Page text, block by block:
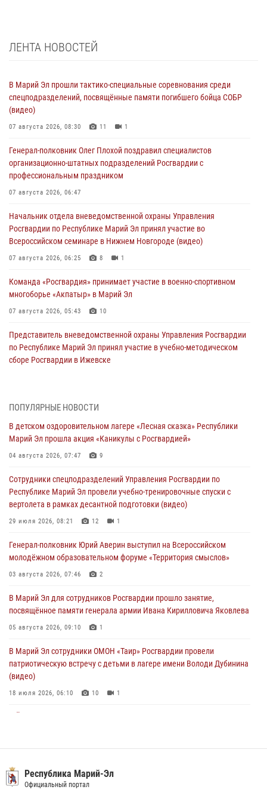
ЛЕНТА НОВОСТЕЙ
В Марий Эл прошли тактико-специальные соревнования среди
спецподразделений, посвящённые памяти погибшего бойца СОБР
(видео)
07 августа 2026, 08:30 11 1
Генерал-полковник Олег Плохой поздравил специалистов
организационно-штатных подразделений Росгвардии с
профессиональным праздником
07 августа 2026, 06:47
Начальник отдела вневедомственной охраны Управления
Росгвардии по Республике Марий Эл принял участие во
Всероссийском семинаре в Нижнем Новгороде (видео)
07 августа 2026, 06:25 8 1
Команда «Росгвардия» принимает участие в военно-спортивном
многоборье «Акпатыр» в Марий Эл
07 августа 2026, 05:43 10
Представитель вневедомственной охраны Управления Росгвардии
по Республике Марий Эл принял участие в учебно-методическом
сборе Росгвардии в Ижевске
провели более 90 проверок мест хранения гражданского оружия
06 августа 2026, 08:00
В Марий Эл сотрудники вневедомственной охраны Росгвардии за
05 августа 2026, 09:44
В Марий Эл для сотрудников Росгвардии прошло занятие,
посвящённое памяти генерала армии Ивана Кирилловича Яковлева
В детском оздоровительном лагере «Лесная сказка» Республики
Марий Эл прошла акция «Каникулы с Росгвардией»
Сотрудники Центра лицензионно-разрешительной работы
Управления Росгвардии по Республике Марий Эл приняли участие в
04 августа 2026, 06:46
ПОПУЛЯРНЫЕ НОВОСТИ
В детском оздоровительном лагере «Лесная сказка» Республики
Марий Эл прошла акция «Каникулы с Росгвардией»
04 августа 2026, 07:47 9
Сотрудники спецподразделений Управления Росгвардии по
Республике Марий Эл провели учебно-тренировочные спуски с
вертолета в рамках десантной подготовки (видео)
29 июля 2026, 08:21 12 1
Генерал-полковник Юрий Аверин выступил на Всероссийском
молодёжном образовательном форуме «Территория смыслов»
03 августа 2026, 07:46 2
В Марий Эл для сотрудников Росгвардии прошло занятие,
посвящённое памяти генерала армии Ивана Кирилловича Яковлева
05 августа 2026, 09:10 1
В Марий Эл сотрудники ОМОН «Таир» Росгвардии провели
патриотическую встречу с детьми в лагере имени Володи Дубинина
(видео)
18 июля 2026, 06:10 10 1
В Марий Эл сотрудники Росгвардии присоединились к масштабной
донорской акции (видео)
Республика Марий-Эл
Официальный портал